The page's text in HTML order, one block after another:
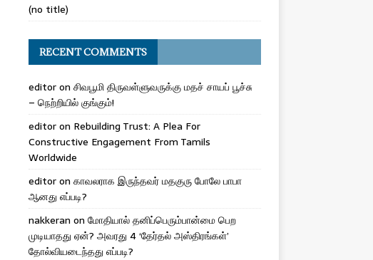
(no title)
RECENT COMMENTS
editoron சிவபூமி திருவள்ளுவருக்கு மதச் சாயப் பூச்சு
– நெற்றியில் குங்கும்!
editoron Rebuilding Trust: A Plea For
Constructive Engagement From Tamils
Worldwide
editoron காவலராக இருந்தவர் மதகுரு போலே பாபா
ஆனது எப்படி?
nakkeran on மோதியால் தனிப்பெரும்பான்மை பெற
முடியாதது ஏன்? அவரது 4 ‘தேர்தல் அஸ்திரங்கள்’
தோல்வியடைந்தது எப்படி?